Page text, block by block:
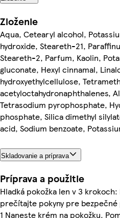
Zloženie
Aqua, Cetearyl alcohol,
hydroxide, Steareth-21,
Steareth-2, Parfum, Kaolin,
gluconate, Hexyl cinnamal,
hydroxyethylcellulose,
acetyloctahydronaphthalenes,
Tetrasodium pyrophosphate,
phosphate, Silica dimethyl
acid, Sodium benzoate,
Skladovanie a príprava
Príprava a použitie
Hladká pokožka len v 3
prečítajte pokyny pre bezpečné
1 Naneste krém na pokožku.